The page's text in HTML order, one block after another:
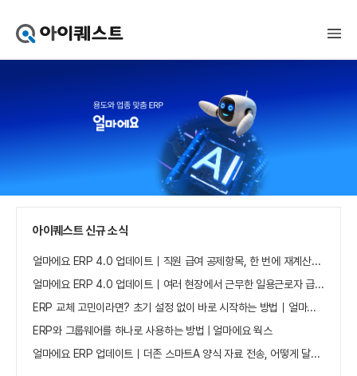
퀘
얼
마
가
기
아이퀘스트 신규 소식
얼마에요 ERP 4.0 업데이트｜직원 급여 공제항목, 한 번에 재계산하세요
얼마에요 ERP 4.0 업데이트｜여러 현장에서 근무한 일용근로자 급여, 현장별로 선택 수집하세요
ERP 교체 고민이라면? 초기 설정 없이 바로 시작하는 방법｜얼마에요 ERP
ERP와 그룹웨어를 하나로 사용하는 방법 | 얼마에요 웍스
얼마에요 ERP 업데이트｜더존 스마트A 양식 자료 전송, 어떻게 달라졌나요?